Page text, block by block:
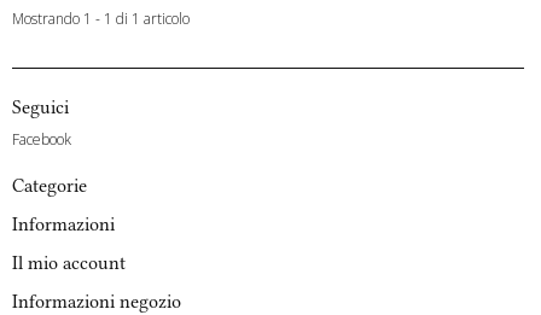
Mostrando 1 - 1 di 1 articolo
Seguici
Facebook
Categorie
Informazioni
Il mio account
Informazioni negozio